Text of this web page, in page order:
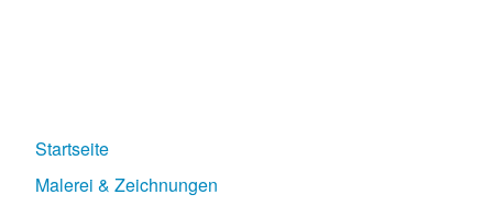
Startseite
Malerei & Zeichnungen